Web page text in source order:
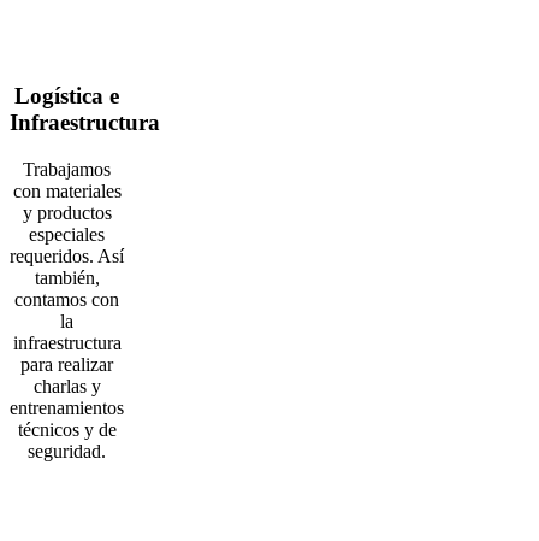
Logística e
Infraestructura
Trabajamos
con materiales
y productos
especiales
requeridos. Así
también,
contamos con
la
infraestructura
para realizar
charlas y
entrenamientos
técnicos y de
seguridad.